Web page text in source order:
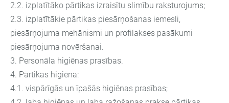
2.2. izplatītāko pārtikas izraisītu slimību raksturojums;
2.3. izplatītākie pārtikas piesārņošanas iemesli,
piesārņojuma mehānismi un profilakses pasākumi
piesārņojuma novēršanai.
3. Personāla higiēnas prasības.
4. Pārtikas higiēna:
4.1. vispārīgās un īpašās higiēnas prasības;